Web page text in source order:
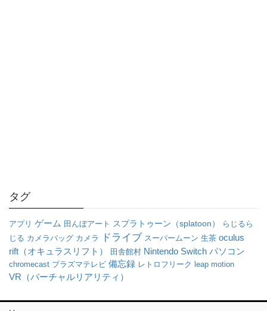
タグ
アプリ ゲーム 田んぼアート スプラトゥーン（splatoon）
らじるら
じる カメラバッグ カメラ ドライブ スーパームーン 生茶 oculus
rift（オキュラスリフト）
田舎館村 Nintendo Switch パソコン
chromecast プラズマテレビ 備忘録 レトロフリーク leap motion
VR（バーチャルリアリティ）